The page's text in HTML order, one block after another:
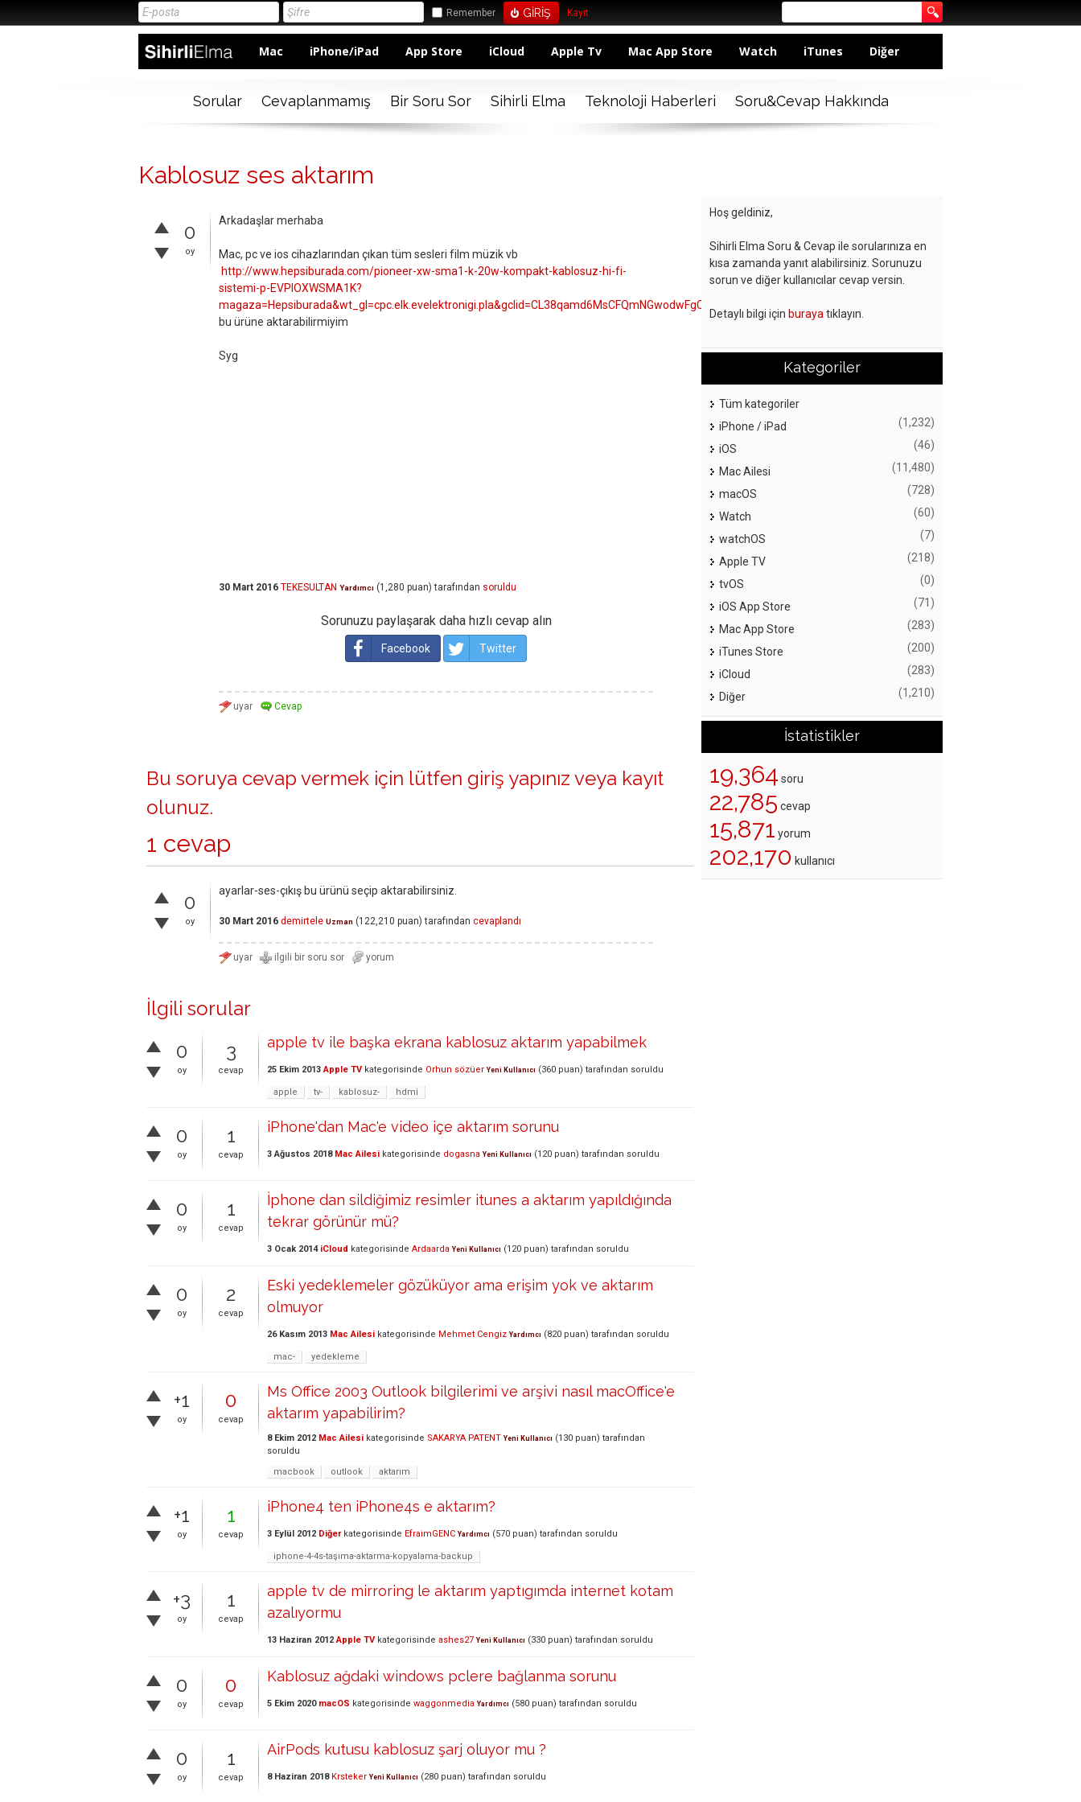
Remember Kayıt
Mac iPhone/iPad App Store iCloud Apple Tv Mac App Store Watch iTunes Diğer
Sorular Cevaplanmamış Bir Soru Sor Sihirli Elma Teknoloji Haberleri Soru&Cevap Hakkında
Kablosuz ses aktarım
0
oy
Arkadaşlar merhaba
Mac, pc ve ios cihazlarından çıkan tüm sesleri film müzik vb
http://www.hepsiburada.com/pioneer-xw-sma1-k-20w-kompakt-kablosuz-hi-fi-
sistemi-p-EVPIOXWSMA1K?
magaza=Hepsiburada&wt_gl=cpc.elk.evelektronigi.pla&gclid=CL38qamd6MsCFQmNGwodwFgCGQ
bu ürüne aktarabilirmiyim
Syg
30 Mart 2016 TEKESULTAN Yardımcı (1,280 puan) tarafından soruldu
Sorunuzu paylaşarak daha hızlı cevap alın
Facebook Twitter
Bu soruya cevap vermek için lütfen giriş yapınız veya kayıt
olunuz.
1 cevap
0
oy
ayarlar-ses-çıkış bu ürünü seçip aktarabilirsiniz.
30 Mart 2016 demirtele Uzman (122,210 puan) tarafından cevaplandı
İlgili sorular
0
oy
3
cevap
apple tv ile başka ekrana kablosuz aktarım yapabilmek
25 Ekim 2013 Apple TV kategorisinde Orhun sözüer Yeni Kullanıcı (360 puan) tarafından soruldu
apple tv- kablosuz- hdmi
0
oy
1
cevap
iPhone'dan Mac'e video içe aktarım sorunu
3 Ağustos 2018 Mac Ailesi kategorisinde dogasna Yeni Kullanıcı (120 puan) tarafından soruldu
0
oy
1
cevap
İphone dan sildiğimiz resimler itunes a aktarım yapıldığında
tekrar görünür mü?
3 Ocak 2014 iCloud kategorisinde Ardaarda Yeni Kullanıcı (120 puan) tarafından soruldu
0
oy
2
cevap
Eski yedeklemeler gözüküyor ama erişim yok ve aktarım
olmuyor
26 Kasım 2013 Mac Ailesi kategorisinde Mehmet Cengiz Yardımcı (820 puan) tarafından soruldu
mac- yedekleme
+1
oy
0
cevap
Ms Office 2003 Outlook bilgilerimi ve arşivi nasıl macOffice'e
aktarım yapabilirim?
8 Ekim 2012 Mac Ailesi kategorisinde SAKARYA PATENT Yeni Kullanıcı (130 puan) tarafından
soruldu
macbook
outlook aktarım
+1
oy
1
cevap
iPhone4 ten iPhone4s e aktarım?
3 Eylül 2012 Diğerkategorisinde EfraimGENC Yardımcı (570 puan) tarafından soruldu
iphone-4-4s-taşıma-aktarma-kopyalama-backup
+3
oy
1
cevap
apple tv de mirroring le aktarım yaptıgımda internet kotam
azalıyormu
13 Haziran 2012 Apple TV kategorisinde ashes27 Yeni Kullanıcı (330 puan) tarafından soruldu
0
oy
0
cevap
Kablosuz ağdaki windows pclere bağlanma sorunu
5 Ekim 2020 macOS kategorisinde waggonmedia Yardımcı (580 puan) tarafından soruldu
0
oy
1
cevap
AirPods kutusu kablosuz şarj oluyor mu ?
8 Haziran 2018 Krsteker Yeni Kullanıcı (280 puan) tarafından soruldu
Hoş geldiniz,
Sihirli Elma Soru & Cevap ile sorularınıza en
kısa zamanda yanıt alabilirsiniz. Sorunuzu
sorun ve diğer kullanıcılar cevap versin.
Detaylı bilgi için buraya tıklayın.
Kategoriler
Tüm kategoriler
iPhone / iPad
(1,232)
iOS (46)
Mac Ailesi (11,480)
macOS (728)
Watch (60)
watchOS (7)
Apple TV (218)
tvOS (0)
iOS App Store (71)
Mac App Store (283)
iTunes Store (200)
iCloud (283)
Diğer (1,210)
İstatistikler
19,364 soru
22,785 cevap
15,871 yorum
202,170 kullanıcı